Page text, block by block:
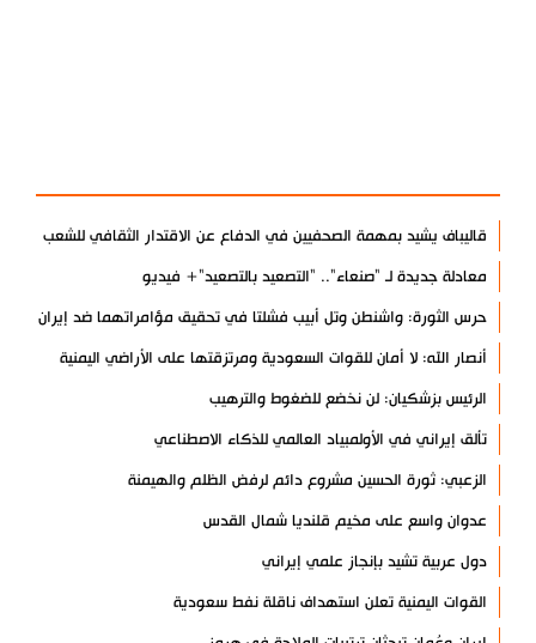
قاليباف يشيد بمهمة الصحفيين في الدفاع عن الاقتدار الثقافي للشعب
معادلة جديدة لـ "صنعاء".. "التصعيد بالتصعيد"+ فيديو
حرس الثورة: واشنطن وتل أبيب فشلتا في تحقيق مؤامراتهما ضد إيران
أنصار الله: لا أمان للقوات السعودية ومرتزقتها على الأراضي اليمنية
الرئيس بزشكيان: لن نخضع للضغوط والترهيب
تألق إيراني في الأولمبياد العالمي للذكاء الاصطناعي
الزعبي: ثورة الحسين مشروع دائم لرفض الظلم والهيمنة
عدوان واسع على مخيم قلنديا شمال القدس
دول عربية تشيد بإنجاز علمي إيراني
القوات اليمنية تعلن استهداف ناقلة نفط سعودية